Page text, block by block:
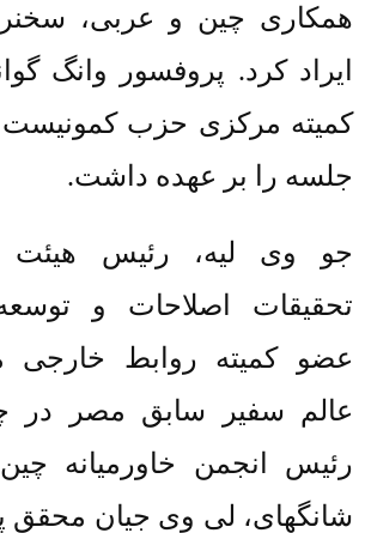
همکاری چین و عربی،
ایراد کرد. پروفسور وانگ
کمیته مرکزی حزب
جلسه را بر عهده داشت.
جو وی لیه، رئیس هیئت
تحقیقات
اصلاحات و
عضو
کمیته روابط خارجی
عالم سفیر
سابق مصر در
رئیس
انجمن خاورمیانه چین
شانگهای، لی وی جیان محقق